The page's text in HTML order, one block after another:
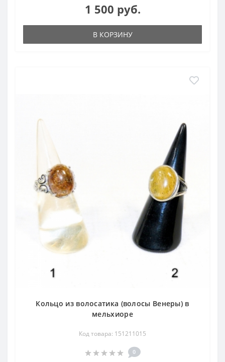
1 500 руб.
В КОРЗИНУ
Кольцо из волосатика (волосы Венеры) в
мельхиоре
Код товара: 151211015
0